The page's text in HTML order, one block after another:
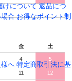
けについて 返品につ
合 お得なポイント制
へ 特定商取引法に基
金 土
4 5
11 12